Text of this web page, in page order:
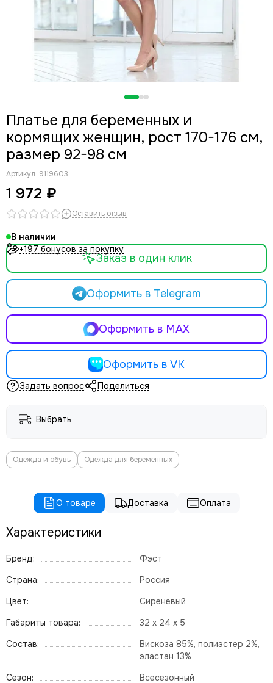
Платье для беременных и
кормящих женщин, рост 170-176 см,
размер 92-98 см
Артикул: 9119603
1 972 ₽
Оставить отзыв
В наличии
+197 бонусов за покупку
Оформить в Telegram
Оформить в MAX
Оформить в VK
Заказ в один клик
Задать вопрос Поделиться
Выбрать
Одежда и обувь Одежда для беременных
О товаре Доставка Оплата
Характеристики
Бренд:
Фэст
Страна:
Россия
Цвет:
Сиреневый
Габариты товара:
32 x 24 x 5
Состав:
Вискоза 85%, полиэстер 2%,
эластан 13%
Сезон:
Всесезонный